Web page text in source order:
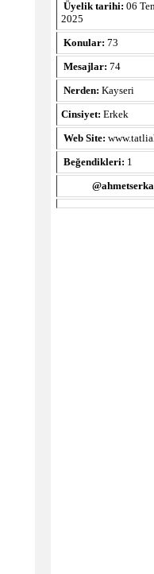
Üyelik tarihi: 06
2025
Konular: 73
Mesajlar: 74
Nerden: Kayseri
Cinsiyet: Erkek
Web Site:
Beğendikleri: 1